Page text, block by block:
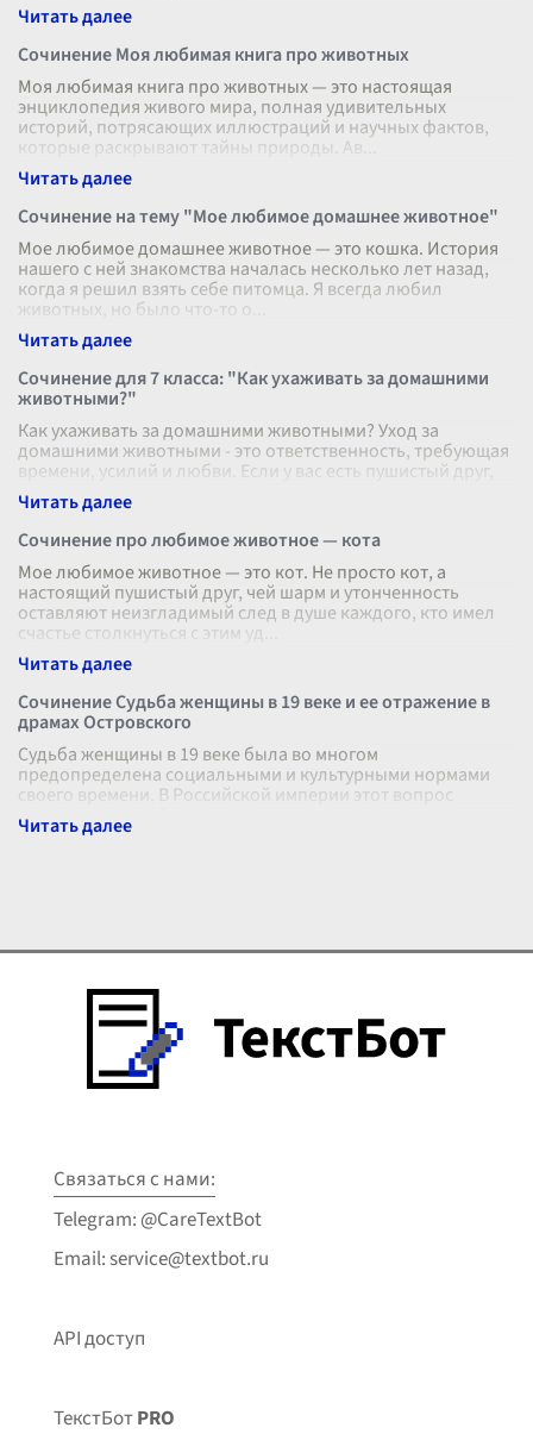
Сочинение Моя любимая книга про животных
Моя любимая книга про животных — это настоящая
энциклопедия живого мира, полная удивительных
историй, потрясающих иллюстраций и научных фактов,
которые раскрывают тайны природы. Ав
Сочинение на тему "Мое любимое домашнее животное"
Мое любимое домашнее животное — это кошка. История
нашего с ней знакомства началась несколько лет назад,
когда я решил взять себе питомца. Я всегда любил
животных, но было что-то о
Сочинение для 7 класса: "Как ухаживать за домашними
животными?"
Как ухаживать за домашними животными? Уход за
домашними животными - это ответственность, требующая
времени, усилий и любви. Если у вас есть пушистый друг,
то вы должны понимать, ч
Сочинение про любимое животное — кота
Мое любимое животное — это кот. Не просто кот, а
настоящий пушистый друг, чей шарм и утонченность
оставляют неизгладимый след в душе каждого, кто имел
счастье столкнуться с этим уд
Сочинение Судьба женщины в 19 веке и ее отражение в
драмах Островского
Судьба женщины в 19 веке была во многом
предопределена социальными и культурными нормами
своего времени. В Российской империи этот вопрос
получал широкий резонанс в литературных кр
Связаться с нами:
Telegram: @CareTextBot
Email: service@textbot.ru
API доступ
ТекстБотPRO